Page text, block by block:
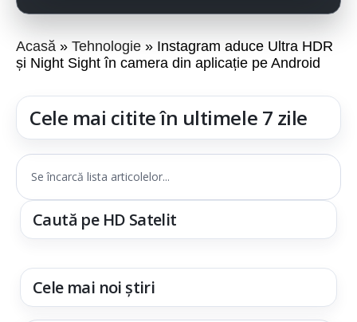
Acasă Tehnologie
Instagram aduce Ultra HDR
și Night Sight în camera din aplicație pe Android
Cele mai citite în ultimele 7 zile
Se încarcă lista articolelor...
Caută pe HD Satelit
Cele mai noi știri